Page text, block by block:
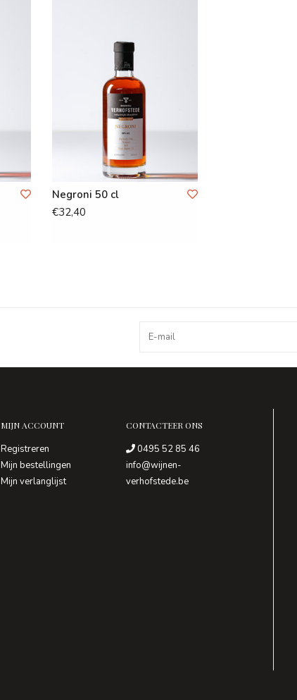
Negroni 50 cl
€32,40
MIJN ACCOUNT
Registreren
Mijn bestellingen
Mijn verlanglijst
CONTACTEER ONS
0495 52 85 46
info@wijnen-
verhofstede.be